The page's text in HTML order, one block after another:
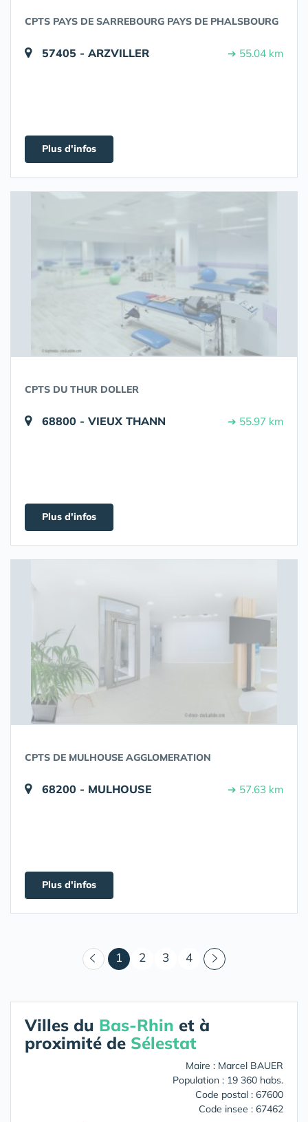
CPTS PAYS DE SARREBOURG PAYS DE PHALSBOURG
57405 - ARZVILLER ➔ 55.04 km
Plus d'infos
CPTS DU THUR DOLLER
68800 - VIEUX THANN ➔ 55.97 km
Plus d'infos
CPTS DE MULHOUSE AGGLOMERATION
68200 - MULHOUSE ➔ 57.63 km
Plus d'infos
1 (courant)
2 3 4
Villes du Bas-Rhin et à
proximité de Sélestat
Maire : Marcel BAUER
Population : 19 360 habs.
Code postal : 67600
Code insee : 67462